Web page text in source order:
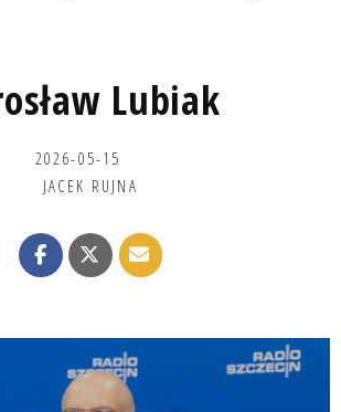
Lubiak
2026-05-15
JACEK RUJNA